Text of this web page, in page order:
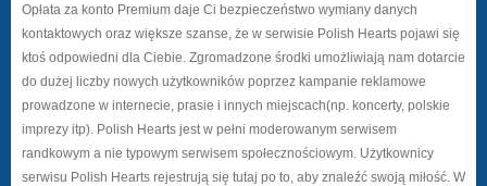
Opłata za konto Premium daje Ci bezpieczeństwo wymiany danych
kontaktowych oraz większe szanse, że w serwisie Polish Hearts pojawi się
ktoś odpowiedni dla Ciebie. Zgromadzone środki umożliwiają nam dotarcie
do dużej liczby nowych użytkowników poprzez kampanie reklamowe
prowadzone w internecie, prasie i innych miejscach(np. koncerty, polskie
imprezy itp). Polish Hearts jest w pełni moderowanym serwisem
randkowym a nie typowym serwisem społecznościowym. Użytkownicy
serwisu Polish Hearts rejestrują się tutaj po to, aby znaleźć swoją miłość. W